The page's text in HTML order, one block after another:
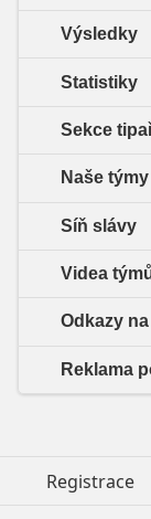
Výsledky
Statistiky
Sekce
Naše týmy
Síň slávy
Videa
Odkazy
Reklama
Registrace